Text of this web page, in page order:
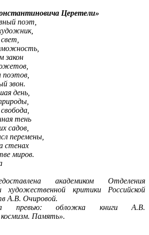
Церетели»
поэт,
закон
поэтов,
звон.
день,
тень
садов,
перемены,
стенах
миров.
академиком Отделения
художественной критики Российской
А.В. Очировой.
превью: обложка книги А.В.
Память».